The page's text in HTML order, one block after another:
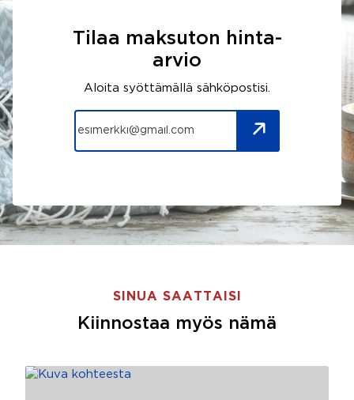
Tilaa maksuton hinta-
arvio
Aloita syöttämällä sähköpostisi.
SINUA SAATTAISI
Kiinnostaa myös nämä